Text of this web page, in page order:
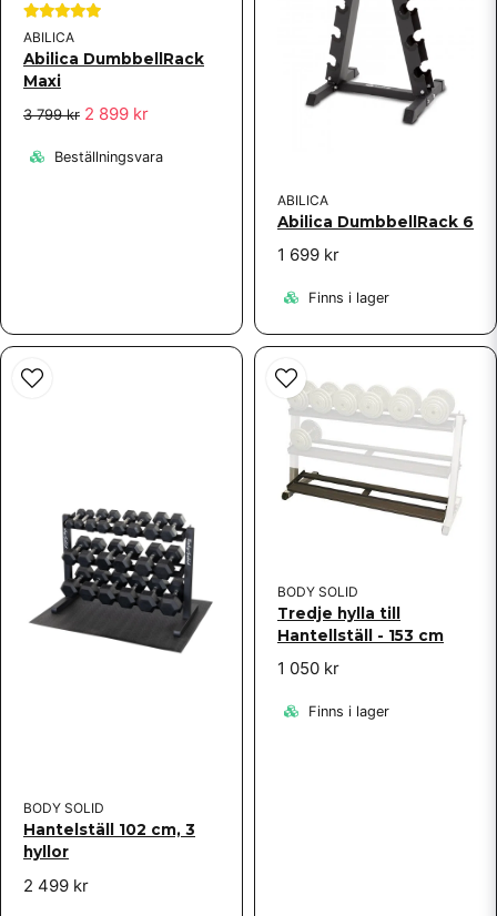
ABILICA
Abilica DumbbellRack
Maxi
3 799 kr 2 899 kr
Beställningsvara
ABILICA
Abilica DumbbellRack 6
1 699 kr
Finns i lager
BODY SOLID
Hantelställ 102 cm, 3
hyllor
2 499 kr
BODY SOLID
Tredje hylla till
Hantellställ - 153 cm
1 050 kr
Finns i lager